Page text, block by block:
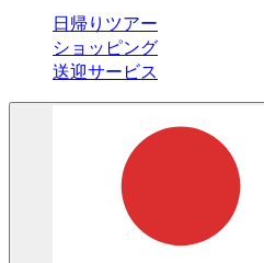
日帰りツアー
ショッピング
送迎サービス